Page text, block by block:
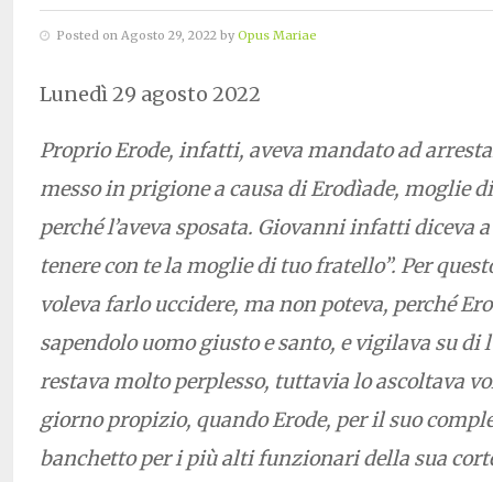
Posted on Agosto 29, 2022 by Opus Mariae
Lunedì 29 agosto 2022
Proprio Erode, infatti, aveva mandato ad
messo in prigione a causa di Erodìade, moglie
perché l’aveva sposata. Giovanni infatti diceva
tenere con te la moglie di tuo fratello”. Per
voleva farlo uccidere, ma non poteva, perché
sapendolo uomo giusto e santo, e vigilava su di
restava molto perplesso, tuttavia lo ascoltava
giorno propizio, quando Erode, per il suo
banchetto per i più alti funzionari della sua